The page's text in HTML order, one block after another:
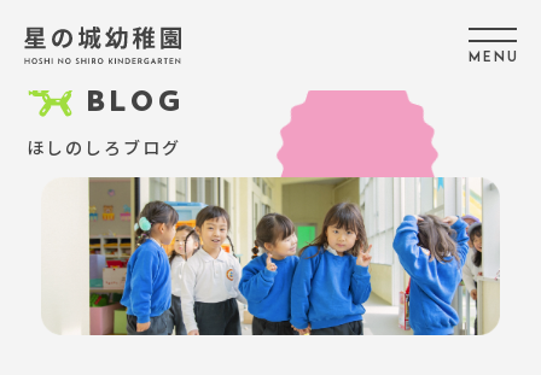
M E N U
BLOG
ほしのしろブログ